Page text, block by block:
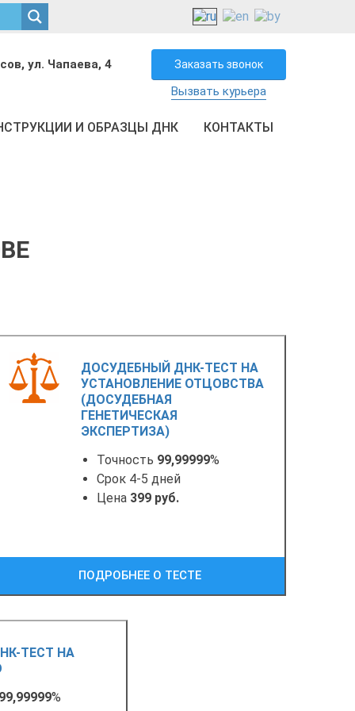
ул. Чапаева, 4
Заказать звонок
Вызвать курьера
И ОБРАЗЦЫ ДНК КОНТАКТЫ
ДОСУДЕБНЫЙ ДНК-ТЕСТ НА
УСТАНОВЛЕНИЕ ОТЦОВСТВА
(ДОСУДЕБНАЯ
ГЕНЕТИЧЕСКАЯ
ЭКСПЕРТИЗА)
Точность 99,99999%
Срок 4-5 дней
Цена 399 руб.
ПОДРОБНЕЕ О ТЕСТЕ
ТЕСТ НА
99,99999%